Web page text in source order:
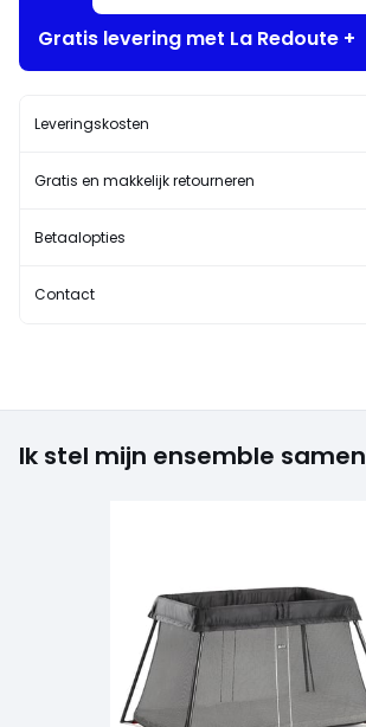
Gratis levering met La Redoute +
Leveringskosten
Gratis en makkelijk retourneren
Betaalopties
Contact
Ik stel mijn ensemble samen